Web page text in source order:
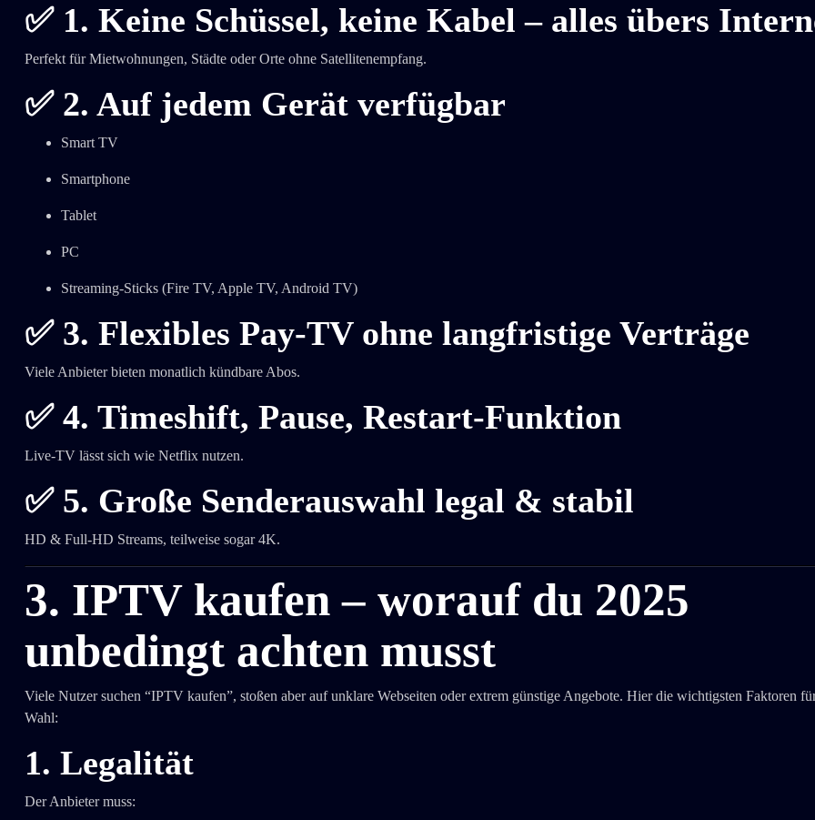
✅ 1. Keine Schüssel, keine Kabel – alles übers
Perfekt für Mietwohnungen, Städte oder Orte ohne Satellitenempfang.
✅ 2. Auf jedem Gerät verfügbar
Smart TV
Smartphone
Tablet
PC
Streaming-Sticks (Fire TV, Apple TV, Android TV)
✅ 3. Flexibles Pay-TV ohne langfristige Verträge
Viele Anbieter bieten monatlich kündbare Abos.
✅ 4. Timeshift, Pause, Restart-Funktion
Live-TV lässt sich wie Netflix nutzen.
✅ 5. Große Senderauswahl legal & stabil
HD & Full-HD Streams, teilweise sogar 4K.
3. IPTV kaufen – worauf du 2025
unbedingt achten musst
Viele Nutzer suchen “IPTV kaufen”, stoßen aber auf unklare Webseiten oder extrem günstige Angebote. Hier die wichtigsten Faktoren
Wahl:
1. Legalität
Der Anbieter muss: